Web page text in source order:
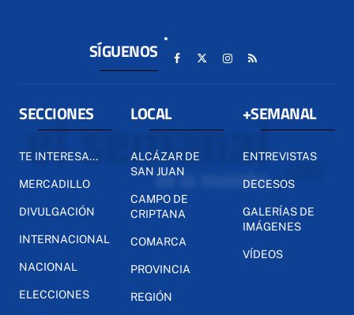
SÍGUENOS
SECCIONES
TE INTERESA...
MERCADILLO
DIVULGACIÓN
INTERNACIONAL
NACIONAL
ELECCIONES
LOCAL
ALCÁZAR DE
SAN JUAN
CAMPO DE
CRIPTANA
COMARCA
PROVINCIA
REGIÓN
+SEMANAL
ENTREVISTAS
DECESOS
GALERÍAS DE
IMÁGENES
VÍDEOS